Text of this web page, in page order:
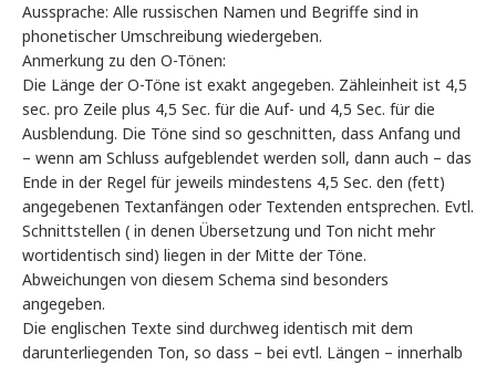
Aussprache: Alle russischen Namen und Begriffe sind in
phonetischer Umschreibung wiedergeben.
Anmerkung zu den O-Tönen:
Die Länge der O-Töne ist exakt angegeben. Zähleinheit ist 4,5
sec. pro Zeile plus 4,5 Sec. für die Auf- und 4,5 Sec. für die
Ausblendung. Die Töne sind so geschnitten, dass Anfang und
– wenn am Schluss aufgeblendet werden soll, dann auch – das
Ende in der Regel für jeweils mindestens 4,5 Sec. den (fett)
angegebenen Textanfängen oder Textenden entsprechen. Evtl.
Schnittstellen ( in denen Übersetzung und Ton nicht mehr
wortidentisch sind) liegen in der Mitte der Töne.
Abweichungen von diesem Schema sind besonders
angegeben.
Die englischen Texte sind durchweg identisch mit dem
darunterliegenden Ton, so dass – bei evtl. Längen – innerhalb